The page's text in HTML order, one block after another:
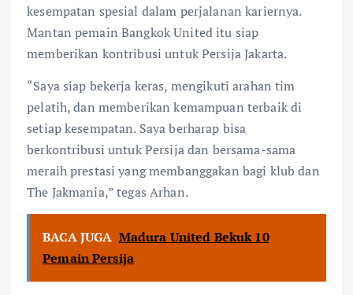
kesempatan spesial dalam perjalanan kariernya.
Mantan pemain Bangkok United itu siap
memberikan kontribusi untuk Persija Jakarta.
“Saya siap bekerja keras, mengikuti arahan tim
pelatih, dan memberikan kemampuan terbaik di
setiap kesempatan. Saya berharap bisa
berkontribusi untuk Persija dan bersama-sama
meraih prestasi yang membanggakan bagi klub dan
The Jakmania,” tegas Arhan.
BACA JUGA Madura United Bekuk 10
Pemain Persija